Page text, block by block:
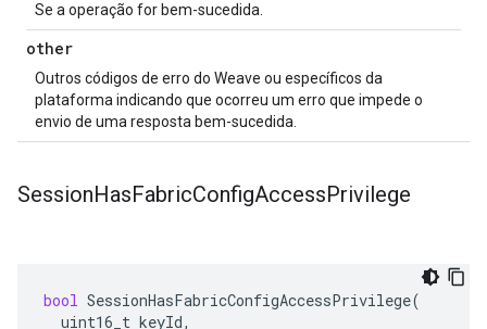
Se a operação for bem-sucedida.
other
Outros códigos de erro do Weave ou específicos da
plataforma indicando que ocorreu um erro que impede o
envio de uma resposta bem-sucedida.
SessionHasFabricConfigAccessPrivilege
bool SessionHasFabricConfigAccessPrivilege(
uint16_t keyId,